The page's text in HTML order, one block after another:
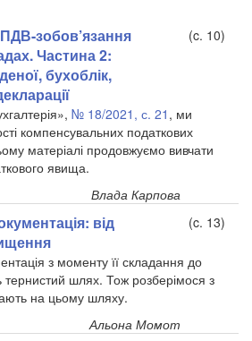
зобов’язання
Частина 2:
бухоблік,
(c. 10)
№ 18/2021, с. 21 , ми
компенсувальних податкових
матеріалі продовжуємо вивчати
явища.
Влада Карпова
від
(c. 13)
з моменту її складання до
шлях. Тож розберімося з
на цьому шляху.
Альона Момот